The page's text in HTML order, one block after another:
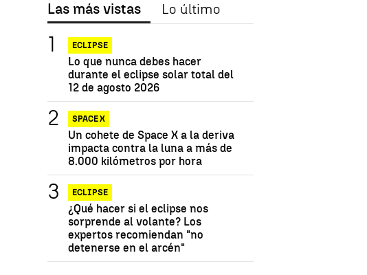
Las más vistas Lo último
ECLIPSE
Lo que nunca debes hacer
durante el eclipse solar total del
12 de agosto 2026
SPACE X
Un cohete de Space X a la deriva
impacta contra la luna a más de
8.000 kilómetros por hora
ECLIPSE
¿Qué hacer si el eclipse nos
sorprende al volante? Los
expertos recomiendan "no
detenerse en el arcén"